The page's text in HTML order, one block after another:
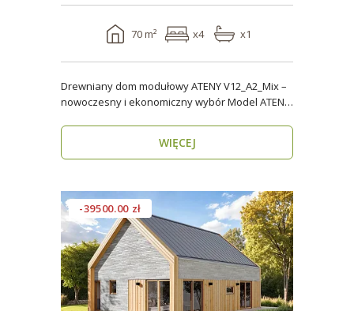
70 m² x4 x1
Drewniany dom modułowy ATENY V12_A2_Mix –
nowoczesny i ekonomiczny wybór Model ATENY
WIĘCEJ
-39500.00 zł